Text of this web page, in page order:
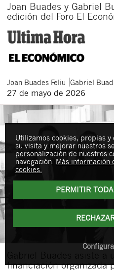
Joan Buades y Gabriel
edición del Foro El
Joan Buades Feliu Gabriel
27 de mayo de 2026
financiación organizada
Utilizamos cookies, propias
su visita y mejorar nuestros
personalización de nuestros
navegación. Más información
cookies.
PERMITIR